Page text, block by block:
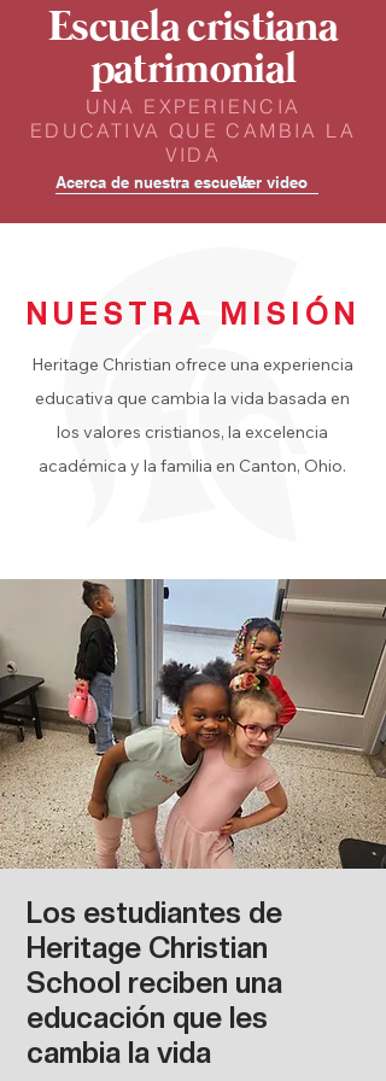
Escuela cristiana
patrimonial
UNA EXPERIENCIA
EDUCATIVA QUE CAMBIA LA
VIDA
Acerca de nuestra escuelaVer video
NUESTRA MISIÓN
Heritage Christian ofrece una experiencia
educativa que cambia la vida basada en
los valores cristianos, la excelencia
académica y la familia en Canton, Ohio.
Los estudiantes de
Heritage Christian
School reciben una
educación que les
cambia la vida